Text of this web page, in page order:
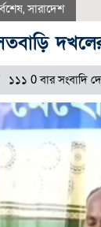
,সারাদেশ
১১১ 0 বার সংবাদি